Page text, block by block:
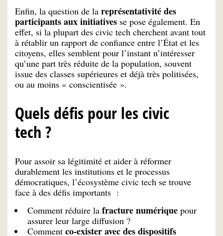
Enfin, la question de la représentativité des
participantsaux initiatives se pose également. En
effet, si la plupart des civic tech cherchent avant tout
à rétablir un rapport de confiance entre l’État et les
citoyens, elles semblent pour l’instant n’intéresser
qu’une part très réduite de la population, souvent
issue des classes supérieures et déjà très politisées,
ou au moins « conscientisée ».
Quels défis pour les civic
tech ?
Pour assoir sa légitimité et aider à réformer
durablement les institutions et le processus
démocratiques, l’écosystème civic tech se trouve
face à des défis importants :
Comment réduire la fracture numérique pour
assurer leur large diffusion ?
Comment co-exister avec des dispositifs